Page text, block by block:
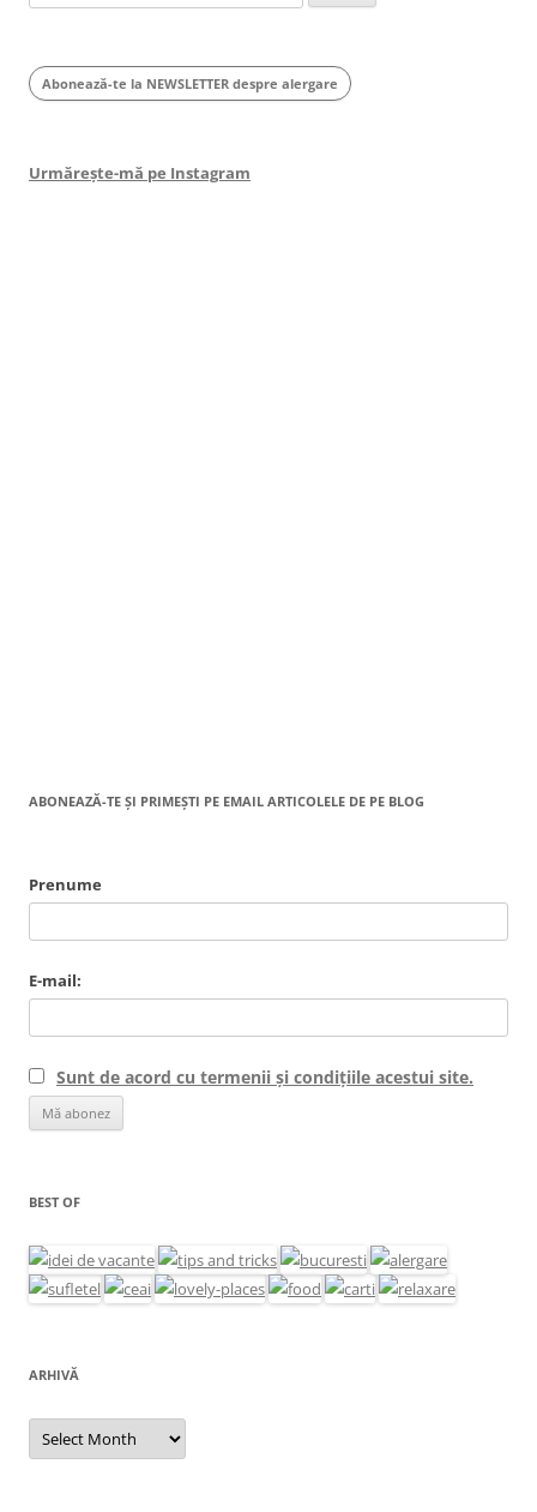
for:
Abonează-te la NEWSLETTER despre alergare
Urmărește-mă pe Instagram
ABONEAZĂ-TE ȘI PRIMEȘTI PE EMAIL ARTICOLELE DE PE BLOG
Prenume
E-mail:
Sunt de acord cu termenii și condițiile acestui site.
BEST OF
ARHIVĂ
Arhivă